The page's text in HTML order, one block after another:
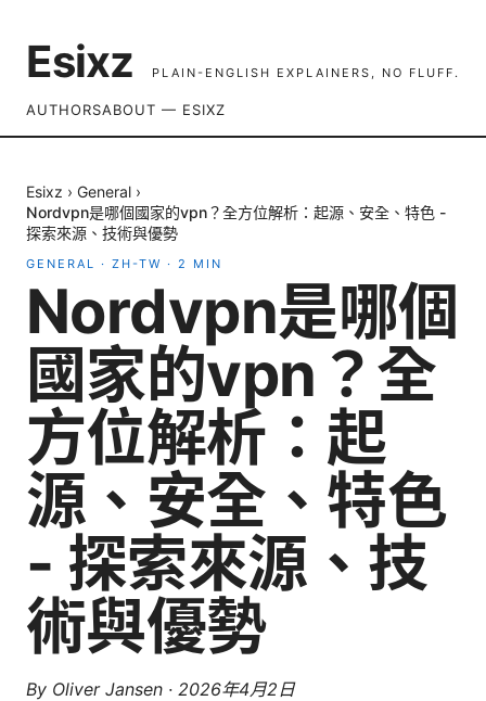
Esixz PLAIN-ENGLISH EXPLAINERS, NO FLUFF.
AUTHORSABOUT — ESIXZ
Esixz › General ›
Nordvpn是哪個國家的vpn？全方位解析：起源、安全、特色 -
探索來源、技術與優勢
GENERAL · ZH-TW · 2 MIN
Nordvpn是哪個
國家的vpn？全
方位解析：起
源、安全、特色
- 探索來源、技
術與優勢
By Oliver Jansen · 2026年4月2日